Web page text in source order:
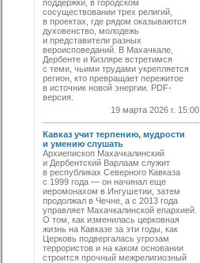
поддержки, в городском
сосуществовании трех религий,
в проектах, где рядом оказываются
духовенство, молодежь
и представители разных
вероисповеданий. В Махачкале,
Дербенте и Кизляре встретимся
с теми, чьими трудами укрепляется
регион, кто превращает пережитое
в источник новой энергии. PDF-
версия.
19 марта 2026 г. 15:00
Кавказ учит терпению, мудрости
и умению слушать
Архиепископ Махачкалинский
и Дербентский Варлаам служит
в республиках Северного Кавказа
с 1999 года — он начинал еще
иеромонахом в Ингушетии, затем
продолжал в Чечне, а с 2013 года
управляет Махачкалинской епархией.
О том, как изменилась церковная
жизнь на Кавказе за эти годы, как
Церковь подвергалась угрозам
террористов и на каком основании
строится прочный межрелигиозный